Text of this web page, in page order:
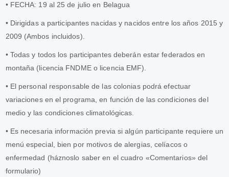
• FECHA: 19 al 25 de julio en Belagua
• Dirigidas a participantes nacidas y nacidos entre los años 2015 y
2009 (Ambos incluidos).
• Todas y todos los participantes deberán estar federados en
montaña (licencia FNDME o licencia EMF).
• El personal responsable de las colonias podrá efectuar
variaciones en el programa, en función de las condiciones del
medio y las condiciones climatológicas.
• Es necesaria información previa si algún participante requiere un
menú especial, bien por motivos de alergias, celíacos o
enfermedad (háznoslo saber en el cuadro «Comentarios» del
formulario)